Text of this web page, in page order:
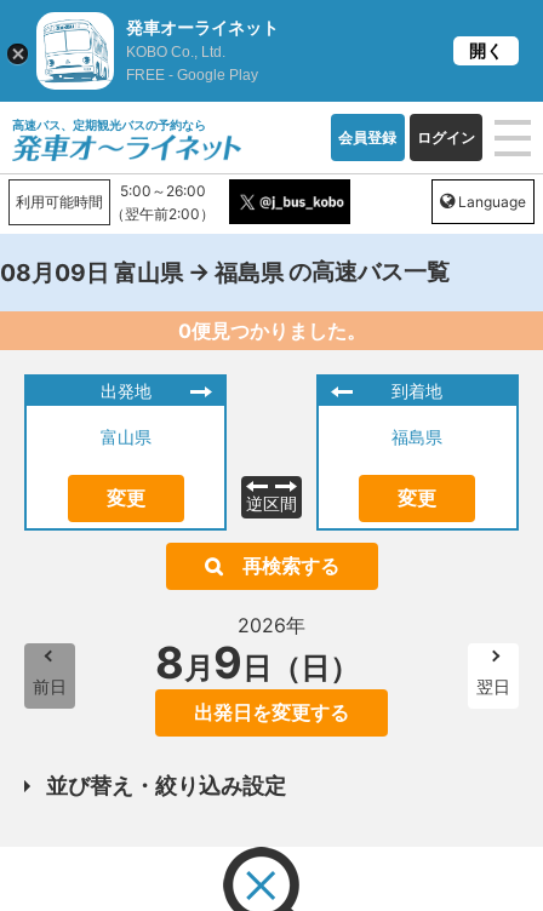
高速バス、定期観光バスの予約なら
会員登録 ログイン
利用可能時間
5:00～26:00
（翌午前2:00）
Language
08月09日 富山県 → 福島県の高速バス一覧
0便見つかりました。
出発地
富山県
変更 逆区間
到着地
福島県
変更
再検索する
前日
2026年
8月 9 日（日）
出発日を変更する
翌日
並び替え・絞り込み設定
発車オーライネット
KOBO Co., Ltd.
FREE - Google Play
開く